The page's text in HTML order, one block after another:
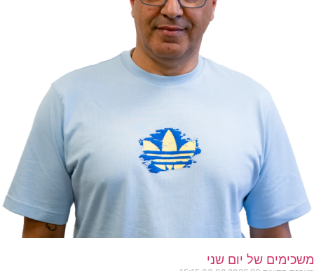
משכימים של יום שני